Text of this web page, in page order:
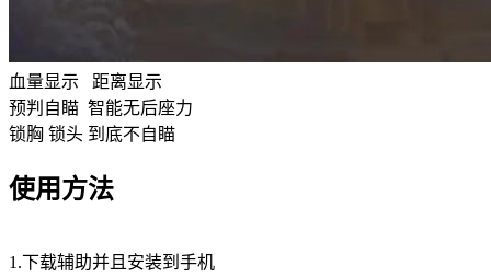
血量显示 距离显示
预判自瞄 智能无后座力
锁胸 锁头 到底不自瞄
使用方法
1.下载辅助并且安装到手机